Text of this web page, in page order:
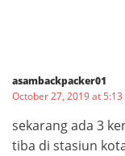
asambackpacker01
October 27, 2019 at
sekarang ada 3
tiba di stasiun